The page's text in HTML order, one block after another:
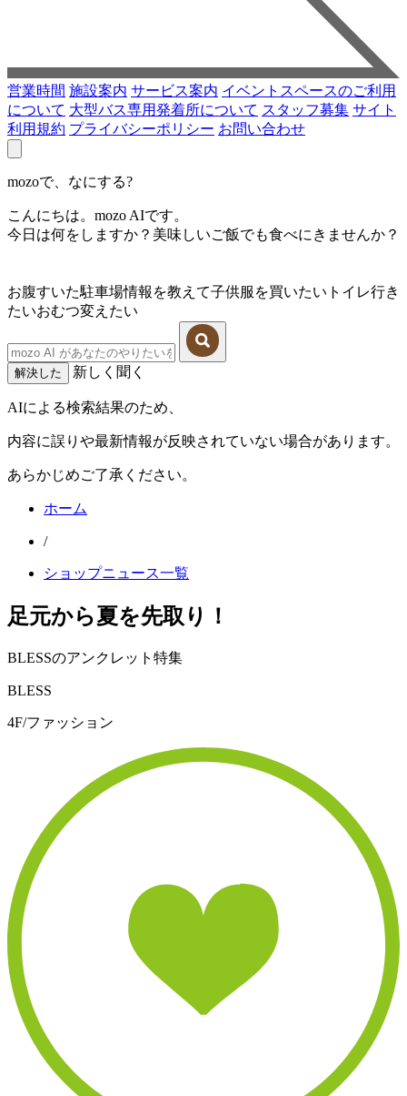
営業時間 施設案内 サービス案内 イベントスペースのご利用
について 大型バス専用発着所について スタッフ募集 サイト
利用規約 プライバシーポリシー お問い合わせ
mozoで、なにする?
こんにちは。mozo AIです。
今日は何をしますか？美味しいご飯でも食べにきませんか？
お腹すいた駐車場情報を教えて子供服を買いたい トイレ行き
たいおむつ変えたい
解決した 新しく聞く
AIによる検索結果のため、
内容に誤りや最新情報が反映されていない場合があります。
あらかじめご了承ください。
ホーム
/
ショップニュース一覧
足元から夏を先取り！
BLESSのアンクレット特集
BLESS
4F/ファッション